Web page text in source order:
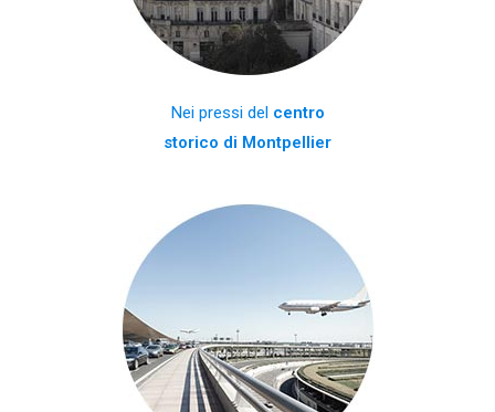
Nei pressi del centro
storico di Montpellier